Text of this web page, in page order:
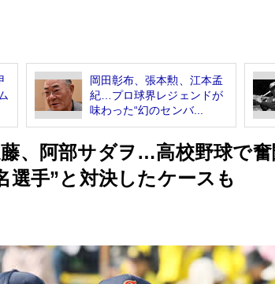
岡田彰布、張本勲、江本孟
紀…プロ球界レジェンドが
味わった“幻のセンバ...
、阿部サダヲ…高校野球で
手”と対決したケースも